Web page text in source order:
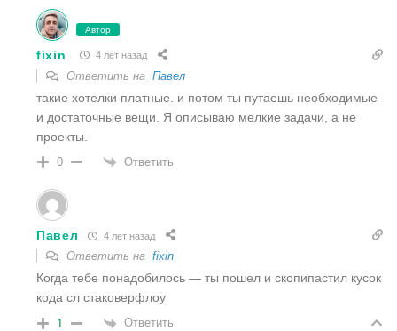
Автор
fixin 4 лет назад
Ответить на Павел
такие хотелки платные. и потом ты путаешь необходимые
и достаточные вещи. Я описываю мелкие задачи, а не
проекты.
0 Ответить
Павел 4 лет назад
Ответить на fixin
Когда тебе понадобилось — ты пошел и скопипастил кусок
кода сл стаковерфлоу
1 Ответить